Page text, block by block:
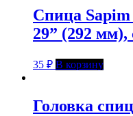
Спица
29” (292 мм),
35 ₽ В корзину
Головка